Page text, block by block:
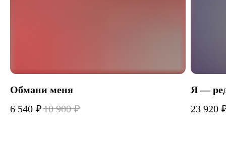
Обмани меня
6 540 ₽10 900 ₽
Я —
23 920